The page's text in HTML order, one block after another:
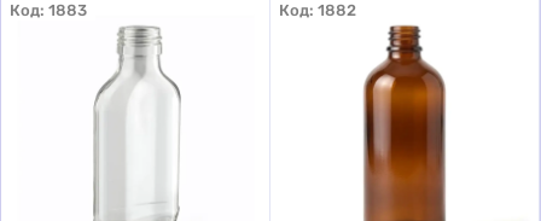
Код: 1883 Код: 1882